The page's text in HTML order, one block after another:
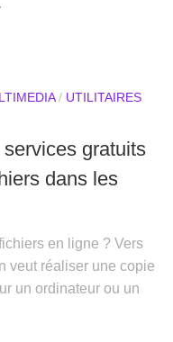
/ UTILITAIRES
gratuits
dans les
en ligne ? Vers
veut réaliser une copie
un ordinateur ou un